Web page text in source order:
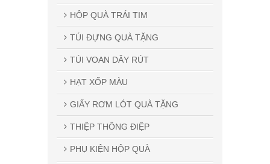
HỘP QUÀ TRÁI TIM
TÚI ĐỰNG QUÀ TẶNG
TÚI VOAN DÂY RÚT
HẠT XỐP MÀU
GIẤY RƠM LÓT QUÀ TẶNG
THIỆP THÔNG ĐIỆP
PHỤ KIỆN HỘP QUÀ